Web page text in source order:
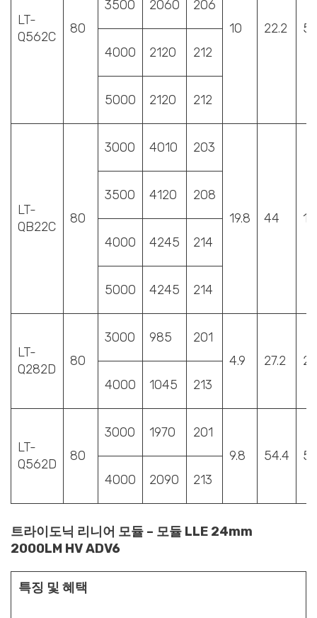
LT-
Q562C
80 10 22.2
3500 2060 206
4000 2120 212
5000 2120 212
LT-
QB22C
80
3000 4010 203
19.8 44
3500 4120 208
4000 4245 214
5000 4245 214
LT-
Q282D
80
3000 985
201
4.9
27.2
4000
1045 213
LT-
Q562D
80
3000 1970
201
9.8
54.4
4000
2090 213
트라이도닉 리니어 모듈 – 모듈 LLE 24mm
2000LM HV ADV6
특징 및 혜택